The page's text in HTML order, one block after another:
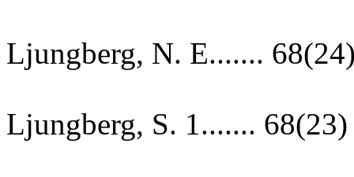
Ljungberg, N. E.......
Ljungberg, S. 1....... 68(23)